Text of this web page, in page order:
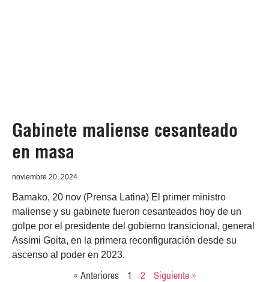
Gabinete maliense cesanteado
en masa
noviembre 20, 2024
Bamako, 20 nov (Prensa Latina) El primer ministro
maliense y su gabinete fueron cesanteados hoy de un
golpe por el presidente del gobierno transicional, general
Assimi Goita, en la primera reconfiguración desde su
ascenso al poder en 2023.
« Anteriores 1 2 Siguiente »